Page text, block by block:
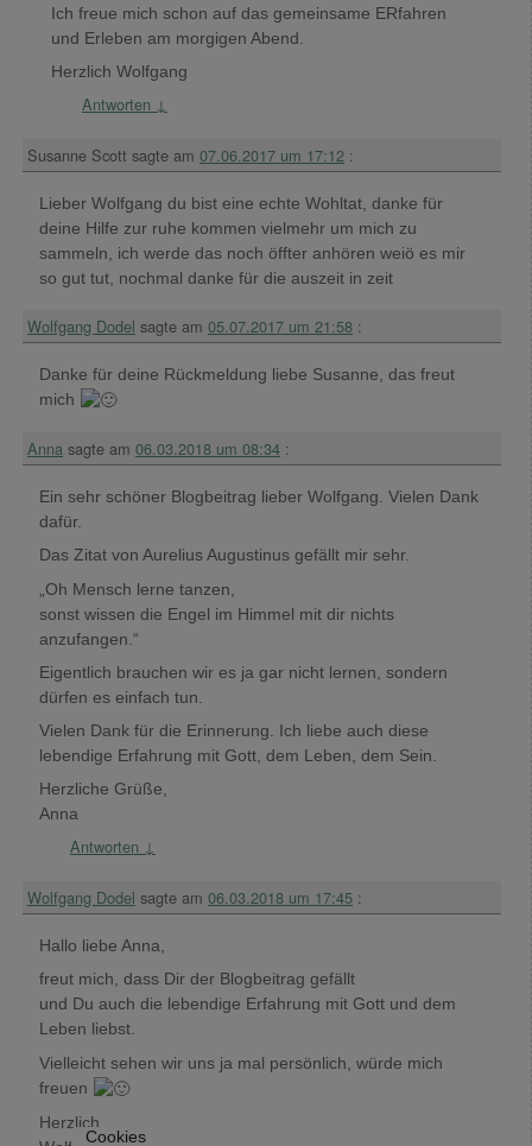
Ich freue mich schon auf das gemeinsame ERfahren
und Erleben am morgigen Abend.
Herzlich Wolfgang
Antworten ↓
Susanne Scott sagte am 07.06.2017 um 17:12 :
Lieber Wolfgang du bist eine echte Wohltat, danke für
deine Hilfe zur ruhe kommen vielmehr um mich zu
sammeln, ich werde das noch öffter anhören weiö es mir
so gut tut, nochmal danke für die auszeit in zeit
Wolfgang Dodel sagte am 05.07.2017 um 21:58 :
Danke für deine Rückmeldung liebe Susanne, das freut
mich
Anna sagte am 06.03.2018 um 08:34 :
Ein sehr schöner Blogbeitrag lieber Wolfgang. Vielen Dank
dafür.
Das Zitat von Aurelius Augustinus gefällt mir sehr.
„Oh Mensch lerne tanzen,
sonst wissen die Engel im Himmel mit dir nichts
anzufangen.“
Eigentlich brauchen wir es ja gar nicht lernen, sondern
dürfen es einfach tun.
Vielen Dank für die Erinnerung. Ich liebe auch diese
lebendige Erfahrung mit Gott, dem Leben, dem Sein.
Herzliche Grüße,
Anna
Antworten ↓
Wolfgang Dodel sagte am 06.03.2018 um 17:45 :
Hallo liebe Anna,
freut mich, dass Dir der Blogbeitrag gefällt
und Du auch die lebendige Erfahrung mit Gott und dem
Leben liebst.
Vielleicht sehen wir uns ja mal persönlich, würde mich
freuen
Herzlich
Cookies